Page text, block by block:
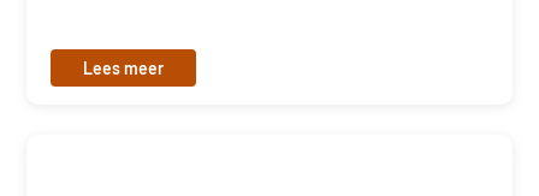
Lees meer